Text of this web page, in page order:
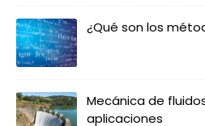
¿Qué son los
Mecánica de
aplicaciones